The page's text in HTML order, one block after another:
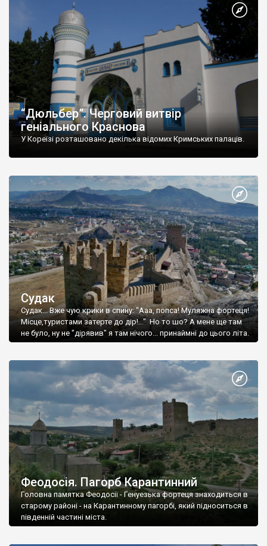
“Дюльбер”. Черговий витвір
геніального Краснова
У Кореїзі розташовано декілька відомих Кримських палаців.
Судак
Судак... Вже чую крики в спину: "Ааа, попса! Муляжна фортеця!
Місце,туристами затерте до дір!..." Но то шо? А мене ще там
не було, ну не "дірявив" я там нічого... принаймні до цього літа.
Феодосія. Пагорб Карантинний
Головна памятка Феодосії - Генуезька фортеця знаходиться в
старому районі - на Карантинному пагорбі, який підноситься в
південній частині міста.